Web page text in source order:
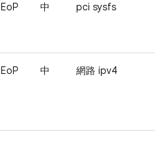
EoP 中 pci sysfs
EoP 中 網路 ipv4